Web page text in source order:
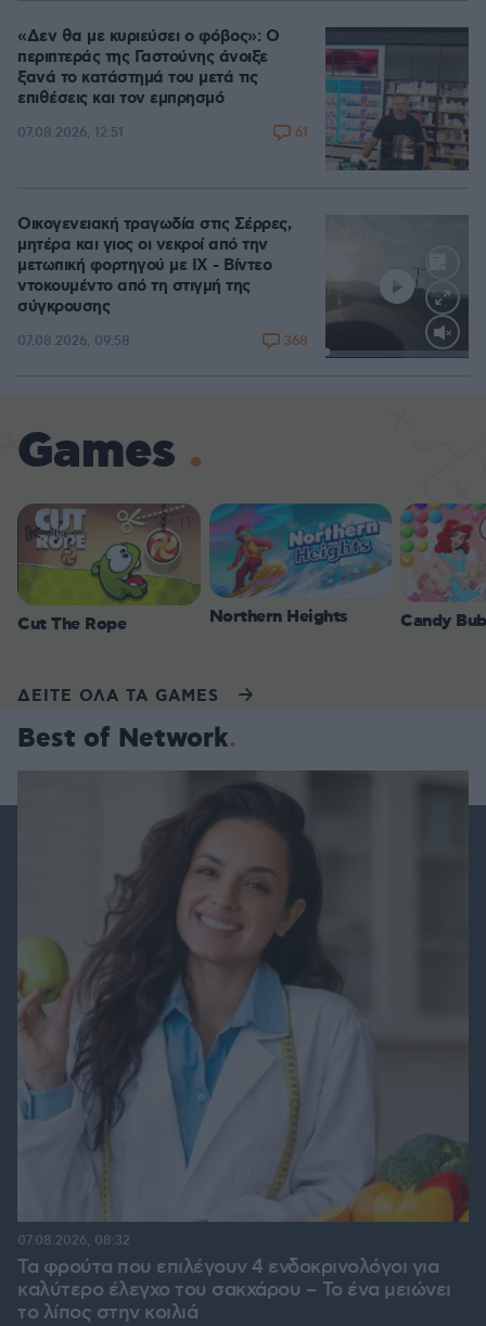
«Δεν θα με κυριεύσει ο φόβος»: Ο
περιπτεράς της Γαστούνης άνοιξε
ξανά το κατάστημά του μετά τις
επιθέσεις και τον εμπρησμό
07.08.2026, 12:51 61
Loaded:
Οικογενειακή τραγωδία στις Σέρρες,
μητέρα και γιος οι νεκροί από την
μετωπική φορτηγού με ΙΧ - Βίντεο
ντοκουμέντο από τη στιγμή της
σύγκρουσης
07.08.2026, 09:58 368
Games
Cut The Rope Northern Heights Candy
ΔΕΙΤΕ ΟΛΑ ΤΑ GAMES
Best of Network
Τα φρούτα που επιλέγουν 4 ενδοκρινολόγοι για
καλύτερο έλεγχο του σακχάρου – Το ένα μειώνει
το λίπος στην κοιλιά
07.08.2026, 08:32